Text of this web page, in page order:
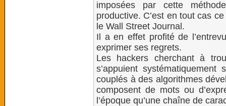
imposées par cette
productive. C’est en tout cas
le Wall Street Journal.
Il a en effet profité de
exprimer ses regrets.
Les hackers cherchant à
s’appuient
couplés à des algorithmes
composent de mots ou
l’époque qu’une chaîne de